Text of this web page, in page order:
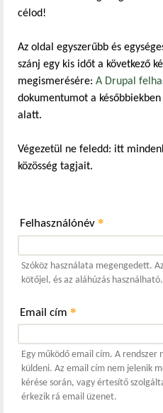
célod!
Az oldal egyszerűbb és
szánj egy kis időt a következő
megismerésére: A Drupal
dokumentumot a
alatt.
Végezetül ne feledd: itt
közösség tagjait.
Felhasználónév *
Szóköz használata megengedett.
kötőjel, és az aláhúzás használható.
Email cím *
Egy működő email cím. A
küldeni. Az email cím nem jelenik
kérése során, vagy értesítő
érkezik rá email üzenet.